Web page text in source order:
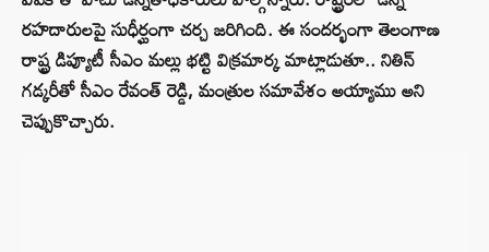
రహదారులపై సుధీర్ఘంగా చర్చ జరిగింది. ఈ సందర్భంగా తెలంగాణ
రాష్ట్ర డిప్యూటీ సీఎం మల్లు భట్టి విక్రమార్క మాట్లాడుతూ.. నితిన్
గడ్కరీతో సీఎం రేవంత్ రెడ్డి, మంత్రుల సమావేశం అయ్యాము అని
చెప్పుకొచ్చారు.